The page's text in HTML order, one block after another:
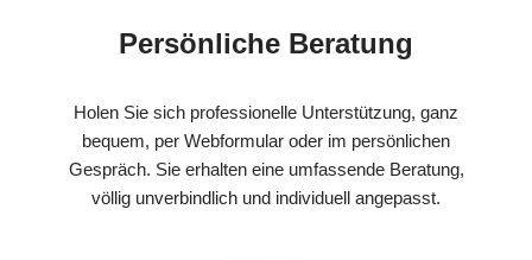
Persönliche Beratung
Holen Sie sich professionelle Unterstützung, ganz
bequem, per Webformular oder im persönlichen
Gespräch. Sie erhalten eine umfassende Beratung,
völlig unverbindlich und individuell angepasst.